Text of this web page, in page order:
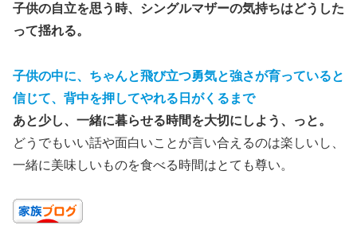
子供の自立を思う時、シングルマザーの気持ちはどうした
って揺れる。
子供の中に、ちゃんと飛び立つ勇気と強さが育っていると
信じて、背中を押してやれる日がくるまで
あと少し、一緒に暮らせる時間を大切にしよう、っと。
どうでもいい話や面白いことが言い合えるのは楽しいし、
一緒に美味しいものを食べる時間はとても尊い。